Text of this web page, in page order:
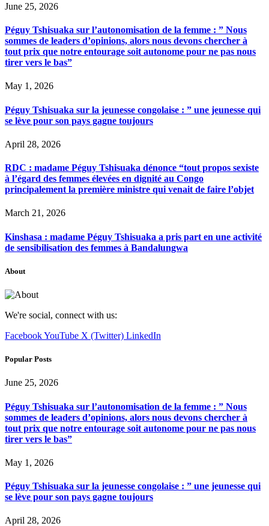
June 25, 2026
Péguy Tshisuaka sur l’autonomisation de la femme : ” Nous
sommes de leaders d’opinions, alors nous devons chercher à
tout prix que notre entourage soit autonome pour ne pas nous
tirer vers le bas”
May 1, 2026
Péguy Tshisuaka sur la jeunesse congolaise : ” une jeunesse qui
se lève pour son pays gagne toujours
April 28, 2026
RDC : madame Péguy Tshisuaka dénonce “tout propos sexiste
à l’égard des femmes élevées en dignité au Congo
principalement la première ministre qui venait de faire l’objet
March 21, 2026
Kinshasa : madame Péguy Tshisuaka a pris part en une activité
de sensibilisation des femmes à Bandalungwa
About
We're social, connect with us:
FacebookYouTube X (Twitter) LinkedIn
Popular Posts
June 25, 2026
Péguy Tshisuaka sur l’autonomisation de la femme : ” Nous
sommes de leaders d’opinions, alors nous devons chercher à
tout prix que notre entourage soit autonome pour ne pas nous
tirer vers le bas”
May 1, 2026
Péguy Tshisuaka sur la jeunesse congolaise : ” une jeunesse qui
se lève pour son pays gagne toujours
April 28, 2026